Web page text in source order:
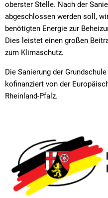
oberster Stelle. Nach der
abgeschlossen werden soll,
benötigten Energie zur
Dies leistet einen großen
zum Klimaschutz.
Die Sanierung der
kofinanziert von der
Rheinland-Pfalz.